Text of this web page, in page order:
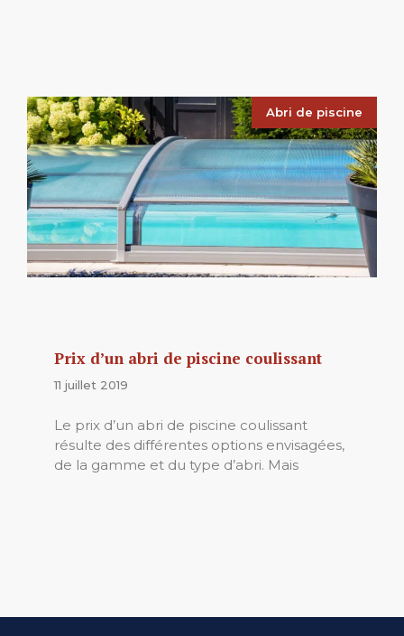
Abri de piscine
Prix d’un abri de piscine coulissant
11 juillet 2019
Le prix d’un abri de piscine coulissant
résulte des différentes options envisagées,
de la gamme et du type d’abri. Mais